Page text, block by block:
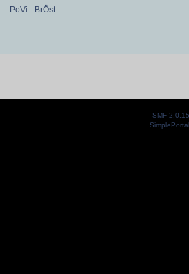
PoVi - BrÖst
SMF 2.0.15